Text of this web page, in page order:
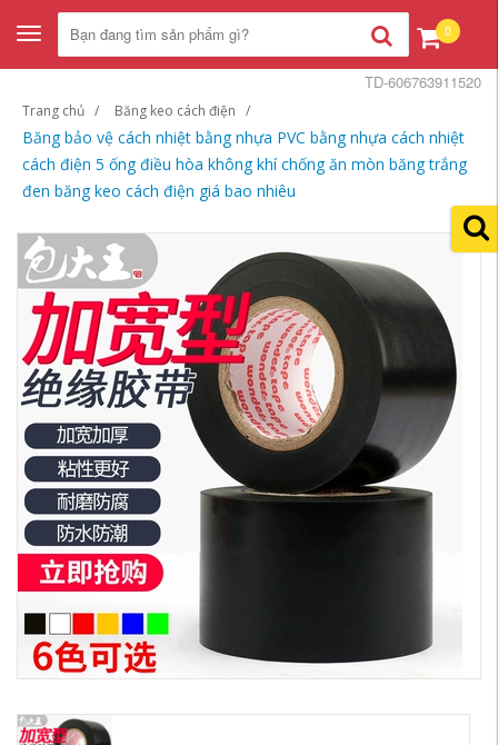
Toggle
navigation
0
Trang chủ Băng keo cách điện
Băng bảo vệ cách nhiệt bằng nhựa PVC bằng nhựa cách nhiệt
cách điện 5 ống điều hòa không khí chống ăn mòn băng trắng
đen băng keo cách điện giá bao nhiêu
TD-606763911520